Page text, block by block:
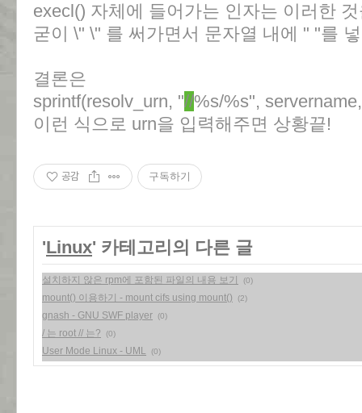
execl() 자체에 들어가는 인자는 이러한
굳이 \" \" 를 써가면서 문자열 내에 " "를
결론은
sprintf(resolv_urn, "//%s/%s",
이런 식으로 urn을 입력해주면 상황끝!
공감 구독하기
'Linux' 카테고리의 다른 글
설치하지 않은 rpm에 포함된 파일의 내용 보기 (0)
mount() 이용하기 - mount cifs using mount() (2)
gnash - GNU SWF player (0)
/ 는 root // 는? (0)
User Mode Linux - UML (0)